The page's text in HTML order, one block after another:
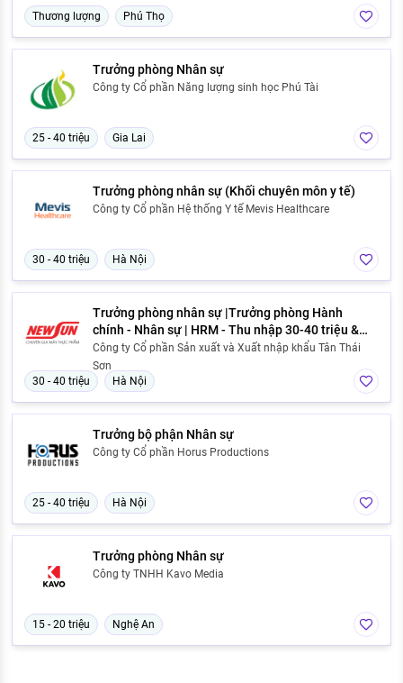
Thương lượng Phú Thọ
Trưởng phòng Nhân sự
Công ty Cổ phần Năng lượng sinh học Phú Tài
25 - 40 triệu Gia Lai
Trưởng phòng nhân sự (Khối chuyên môn y tế)
Công ty Cổ phần Hệ thống Y tế Mevis Healthcare
30 - 40 triệu Hà Nội
Trưởng phòng nhân sự |Trưởng phòng Hành
chính - Nhân sự | HRM - Thu nhập 30-40 triệu &
Thưởng KPI + Cổ tức bền vững | Đi làm ngay
Công ty Cổ phần Sản xuất và Xuất nhập khẩu Tân Thái
Sơn
30 - 40 triệu
Hà Nội
Trưởng bộ phận Nhân sự
Công ty Cổ phần Horus Productions
25 - 40 triệu Hà Nội
Trưởng phòng Nhân sự
Công ty TNHH Kavo Media
15 - 20 triệu Nghệ An